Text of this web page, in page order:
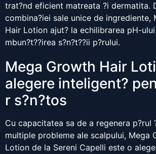
trat?nd eficient matreata ?i dermatita.
combina?iei sale unice de ingrediente,
Hair Lotion ajut? la echilibrarea pH-
mbun?t??irea s?n?t??ii p?rului.
Mega Growth Hair
alegere inteligent?
r s?n?tos
Cu capacitatea sa de a regenera p?rul
multiple probleme ale scalpului, Mega
Lotion de la Sereni Capelli este o